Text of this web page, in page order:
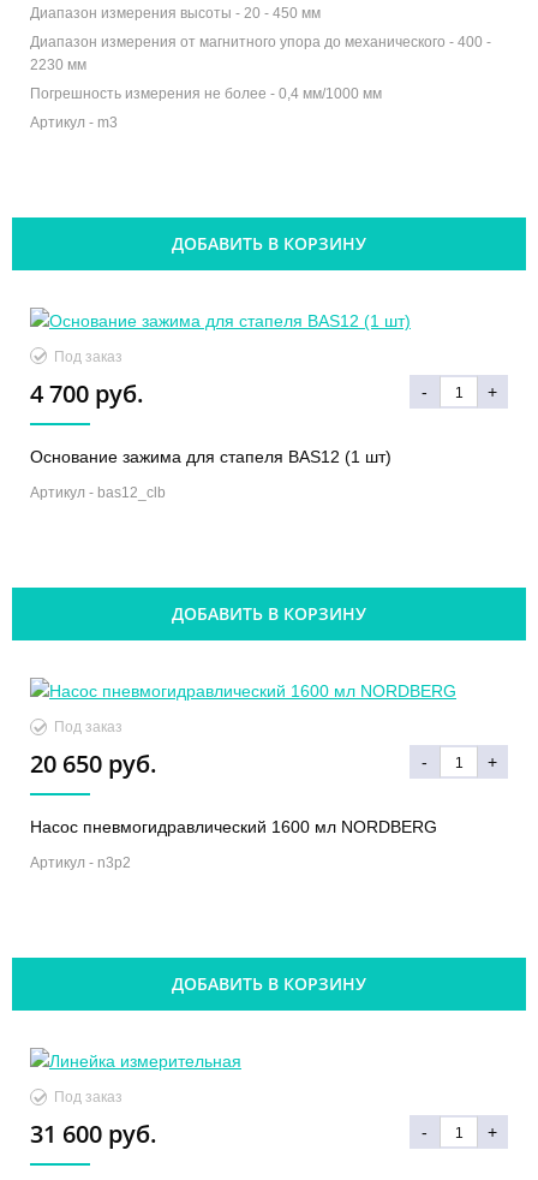
Диапазон измерения высоты - 20 - 450 мм
Диапазон измерения от магнитного упора до механического - 400 -
2230 мм
Погрешность измерения не более - 0,4 мм/1000 мм
Артикул - m3
ДОБАВИТЬ В КОРЗИНУ
Под заказ
4 700 руб. - +
Основание зажима для стапеля BAS12 (1 шт)
Артикул - bas12_clb
ДОБАВИТЬ В КОРЗИНУ
Под заказ
20 650 руб. - +
Насос пневмогидравлический 1600 мл NORDBERG
Артикул - n3p2
ДОБАВИТЬ В КОРЗИНУ
Под заказ
31 600 руб. - +